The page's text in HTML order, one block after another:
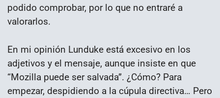
podido comprobar, por lo que no entraré a
valorarlos.
En mi opinión Lunduke está excesivo en los
adjetivos y el mensaje, aunque insiste en que
“Mozilla puede ser salvada”. ¿Cómo? Para
empezar, despidiendo a la cúpula directiva… Pero